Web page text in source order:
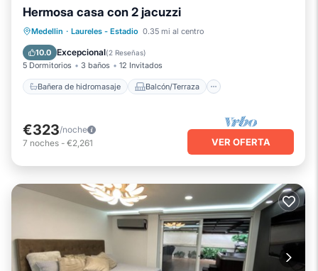
Hermosa casa con 2 jacuzzi
Medellin · Laureles - Estadio 0.35 mi al centro
10.0 Excepcional(2 Reseñas)
5 Dormitorios 3 baños 12 Invitados
Bañera de hidromasaje Balcón/Terraza
Bañera de hidromasaje
Balcón/Terraza
Cocina
Internet
€323/noche
7 noches - €2,261 VER OFERTA